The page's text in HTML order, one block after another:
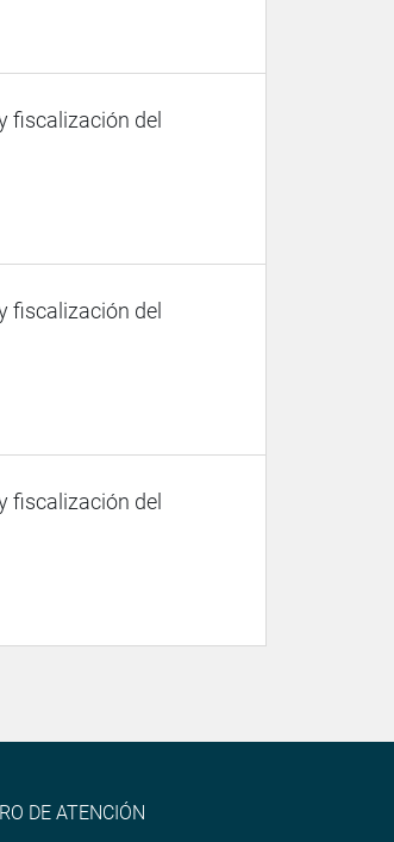
fiscalización del
fiscalización del
fiscalización del
DE ATENCIÓN